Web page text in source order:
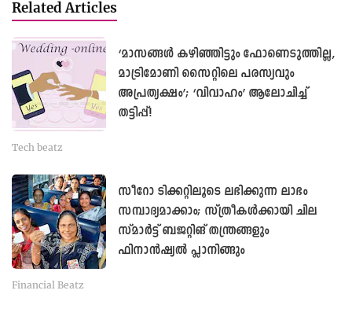
Related Articles
‘മാസങ്ങള്‍ കഴിഞ്ഞിട്ടും ഫോണെടുത്തില്ല,
മാട്രിമോണി സൈറ്റിലെ പരസ്യവും
അപ്രത്യക്ഷം’; ‘വിവാഹം’ ആലോചിച്ച്
തട്ടിപ്പ്!
Tech beatz
സീറോ ടിക്കറ്റിലൂടെ ലഭിക്കുന്ന ലാഭം
സമ്പാദ്യമാക്കാം; സ്ത്രീകൾക്കായി ചില
സ്മാർട്ട് ബജറ്റിങ് തന്ത്രങ്ങളും
ഫിനാൻഷ്യൽ പ്ലാനിങ്ങും
Financial Beatz